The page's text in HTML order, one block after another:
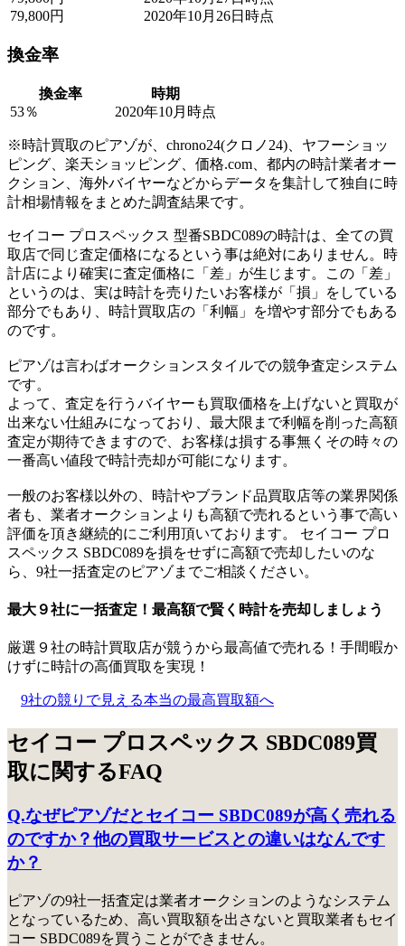
79,800円
2020年10月26日時点
換金率
換金率
時期
53％
2020年10月時点
※時計買取のピアゾが、chrono24(クロノ24)、ヤフーショッ
ピング、楽天ショッピング、価格.com、都内の時計業者オー
クション、海外バイヤーなどからデータを集計して独自に時
計相場情報をまとめた調査結果です。
セイコー プロスペックス 型番SBDC089の時計は、全ての買
取店で同じ査定価格になるという事は絶対にありません。時
計店により確実に査定価格に「差」が生じます。この「差」
というのは、実は時計を売りたいお客様が「損」をしている
部分でもあり、時計買取店の「利幅」を増やす部分でもある
のです。
ピアゾは言わばオークションスタイルでの競争査定システム
です。
よって、査定を行うバイヤーも買取価格を上げないと買取が
出来ない仕組みになっており、最大限まで利幅を削った高額
査定が期待できますので、お客様は損する事無くその時々の
一番高い値段で時計売却が可能になります。
一般のお客様以外の、時計やブランド品買取店等の業界関係
者も、業者オークションよりも高額で売れるという事で高い
評価を頂き継続的にご利用頂いております。 セイコー プロ
スペックス SBDC089を損をせずに高額で売却したいのな
ら、9社一括査定のピアゾまでご相談ください。
最大９社に一括査定！ 最高額で賢く時計を売却しましょう
厳選９社の時計買取店が競うから最高値で売れる！手間暇か
けずに時計の高価買取を実現！
9社の競りで見える本当の最高買取額へ
セイコー プロスペックス SBDC089買
取に関するFAQ
Q.なぜピアゾだとセイコー SBDC089が高く売れる
のですか？他の買取サービスとの違いはなんです
か？
ピアゾの9社一括査定は業者オークションのようなシステム
となっているため、高い買取額を出さないと買取業者もセイ
コー SBDC089を買うことができません。